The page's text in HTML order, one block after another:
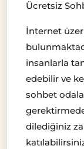
Ücretsiz
İnternet
insanlarla
edebilir ve
sohbet
dilediğiniz